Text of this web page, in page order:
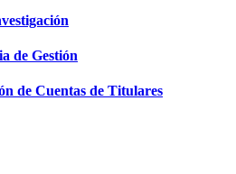
de Gestión
de Cuentas de Titulares